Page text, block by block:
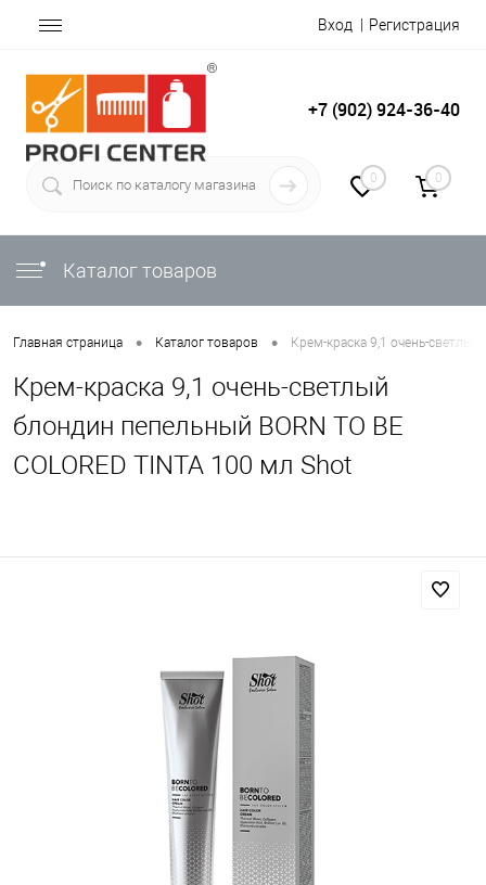
Вход Регистрация
+7 (902) 924-36-40
0 0
Каталог товаров
Главная страница • Каталог товаров • Крем-краска 9,1 очень-
Крем-краска 9,1 очень-светлый
блондин пепельный BORN TO BE
COLORED TINTA 100 мл Shot